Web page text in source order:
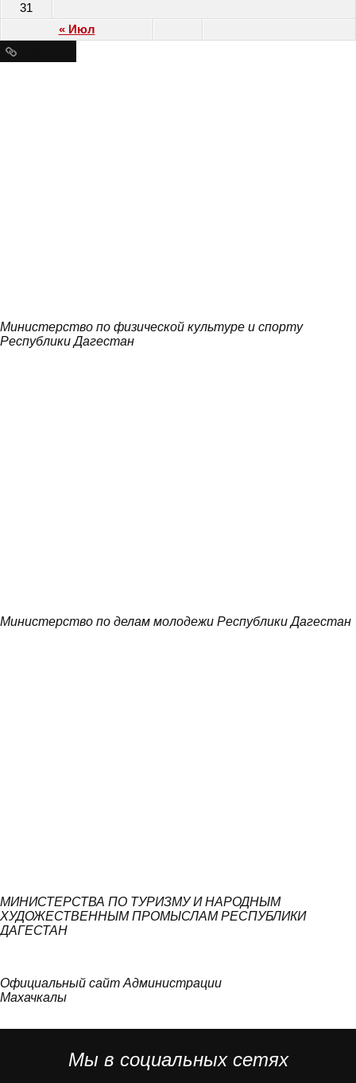
« Июл
31
Министерство по физической культуре и спорту
Республики Дагестан
Министерство по делам молодежи Республики Дагестан
МИНИСТЕРСТВА ПО ТУРИЗМУ И НАРОДНЫМ
ХУДОЖЕСТВЕННЫМ ПРОМЫСЛАМ РЕСПУБЛИКИ
ДАГЕСТАН
Официальный сайт Администрации
Махачкалы
Мы в социальных сетях